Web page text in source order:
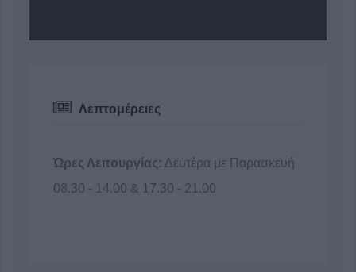
Λεπτομέρειες
Ώρες Λειτουργίας: Δευτέρα με Παρασκευή
08.30 - 14.00 & 17.30 - 21.00